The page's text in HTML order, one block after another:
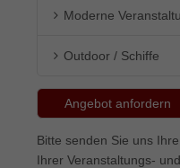
Moderne
Outdoor / Schiffe
Angebot anfordern
Bitte senden Sie uns
Ihrer Veranstaltungs-